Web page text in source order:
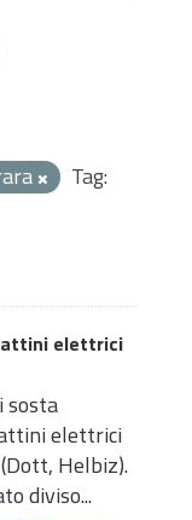
Tag:
elettrici
sosta
elettrici
Helbiz).
diviso...